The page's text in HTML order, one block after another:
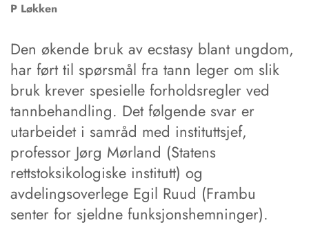
P Løkken
Den økende bruk av ecstasy blant ungdom,
har ført til spørsmål fra tann leger om slik
bruk krever spesielle forholdsregler ved
tannbehandling. Det følgende svar er
utarbeidet i samråd med instituttsjef,
professor Jørg Mørland (Statens
rettstoksikologiske institutt) og
avdelingsoverlege Egil Ruud (Frambu
senter for sjeldne funksjonshemninger).